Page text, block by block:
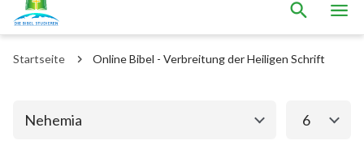
Startseite Online Bibel - Verbreitung der Heiligen Schrift
Nehemia
1. Mose 2. Mose
5. Mose 6